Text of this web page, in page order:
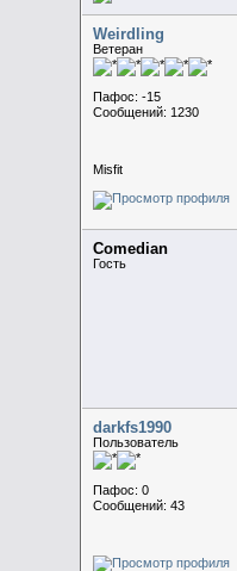
Weirdling
Ветеран
Пафос: -15
Сообщений: 1230
Misfit
Comedian
Гость
darkfs1990
Пользователь
Пафос: 0
Сообщений: 43